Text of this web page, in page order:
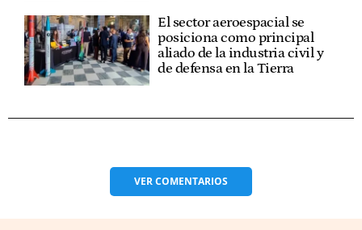
El sector aeroespacial se
posiciona como principal
aliado de la industria civil y
de defensa en la Tierra
VERCOMENTARIOS